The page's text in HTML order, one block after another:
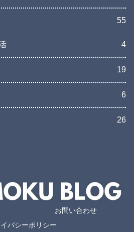
55
4
19
6
26
お問い合わせ
バシーポリシー